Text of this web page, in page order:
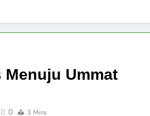
Menuju Ummat
0 3 Mins